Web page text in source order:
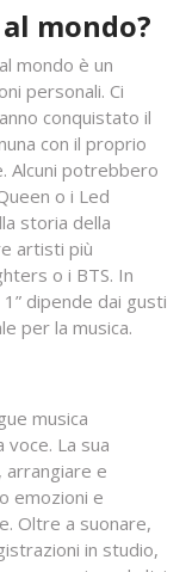
mondo?
mondo è un
personali. Ci
conquistato il
con il proprio
Alcuni potrebbero
o i Led
storia della
artisti più
o i BTS. In
dipende dai gusti
per la musica.
musica
voce. La sua
e
emozioni e
Oltre a suonare,
in studio,